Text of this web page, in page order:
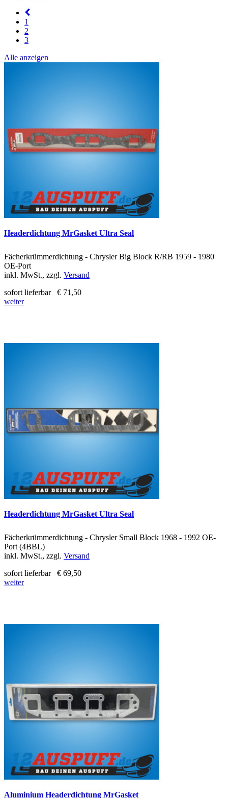
1
2
3
Alle anzeigen
Headerdichtung MrGasket Ultra Seal
Fächerkrümmerdichtung - Chrysler Big Block R/RB 1959 - 1980
OE-Port
inkl. MwSt., zzgl. Versand
sofort lieferbar
€ 71,50
weiter
Headerdichtung MrGasket Ultra Seal
Fächerkrümmerdichtung - Chrysler Small Block 1968 - 1992 OE-
Port (4BBL)
inkl. MwSt., zzgl. Versand
sofort lieferbar
€ 69,50
weiter
Aluminium Headerdichtung MrGasket